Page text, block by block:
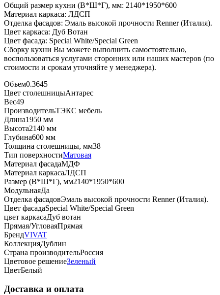
Общий размер кухни (В*Ш*Г), мм: 2140*1950*600
Материал каркаса: ЛДСП
Отделка фасадов: Эмаль высокой прочности Renner (Италия).
Цвет каркаса: Дуб Вотан
Цвет фасада: Special White/Special Green
Сборку кухни Вы можете выполнить самостоятельно,
воспользоваться услугами сторонних или наших мастеров (по
стоимости и срокам уточняйте у менеджера).
Объем0.3645
Цвет столешницыАнтарес
Вес49
ПроизводительТЭКС мебель
Длина1950 мм
Высота2140 мм
Глубина600 мм
Толщина столешницы, мм38
Тип поверхностиМатовая
Материал фасадаМДФ
Материал каркасаЛДСП
Размер (В*Ш*Г), мм2140*1950*600
МодульнаяДа
Отделка фасадовЭмаль высокой прочности Renner (Италия).
Цвет фасадаSpecial White/Special Green
цвет каркасаДуб вотан
Прямая/УгловаяПрямая
БрендVIVAT
КоллекцияДублин
Страна производительРоссия
Цветовое решениеЗеленый
ЦветБелый
Доставка и оплата